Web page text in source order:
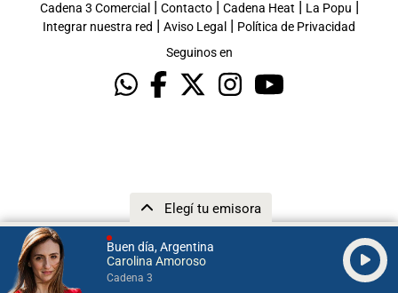
Buen día, Argentina
Carolina Amoroso
Cadena 3
Elegí tu emisora
Cadena 3 Comercial | Contacto| Cadena Heat | La Popu |
Integrar nuestra red | Aviso Legal | Política de Privacidad
Seguinos en